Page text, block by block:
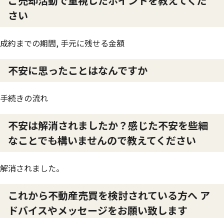
さい
成約までの期間, 手元に残せる金額
不安に思ったことはなんですか
手続きの流れ
不安は解消されましたか？感じた不安を些細
なことでも構いませんので教えてください
解消されました。
これから不動産売買を検討されている方へ ア
ドバイスやメッセージをお願い致します